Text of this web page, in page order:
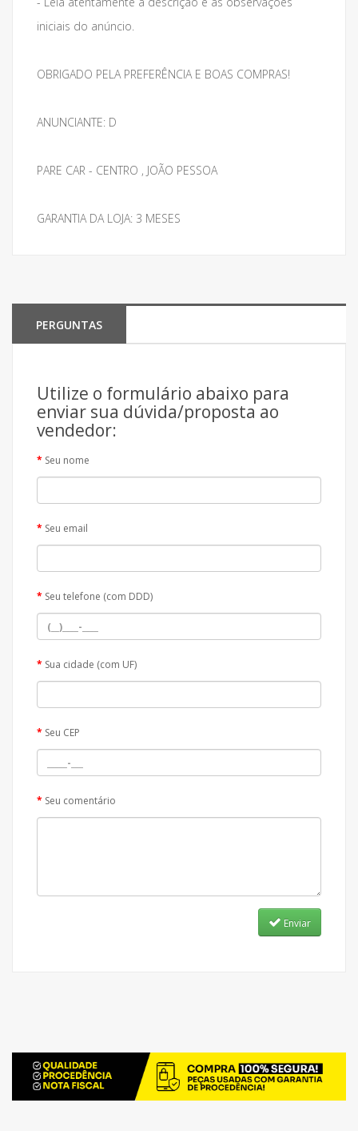
iniciais do anúncio.
OBRIGADO PELA PREFERÊNCIA E BOAS COMPRAS!
ANUNCIANTE: D
PARE CAR - CENTRO , JOÃO PESSOA
GARANTIA DA LOJA: 3 MESES
PERGUNTAS
Utilize o formulário abaixo para
enviar sua dúvida/proposta ao
vendedor:
Seu nome
Seu email
Seu telefone (com DDD)
Sua cidade (com UF)
Seu CEP
Seu comentário
Enviar